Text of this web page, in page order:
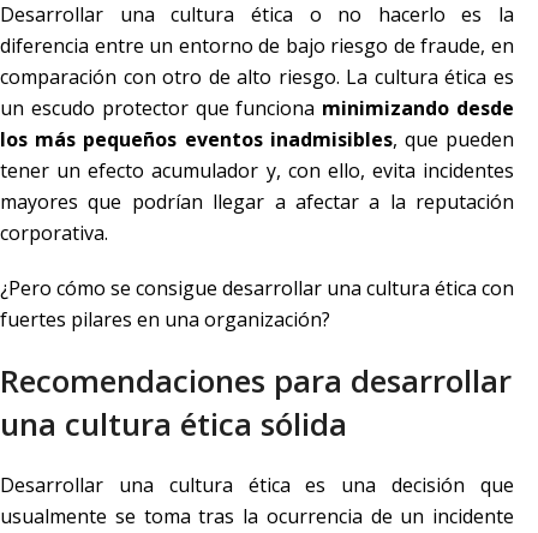
Desarrollar una cultura ética o no hacerlo es la
diferencia entre un entorno de bajo riesgo de fraude, en
comparación con otro de alto riesgo. La cultura ética es
un escudo protector que funciona minimizando desde
los más pequeños eventos inadmisibles, que pueden
tener un efecto acumulador y, con ello, evita incidentes
mayores que podrían llegar a afectar a la reputación
corporativa.
¿Pero cómo se consigue desarrollar una cultura ética con
fuertes pilares en una organización?
Recomendaciones para desarrollar
una cultura ética sólida
Desarrollar una cultura ética es una decisión que
usualmente se toma tras la ocurrencia de un incidente